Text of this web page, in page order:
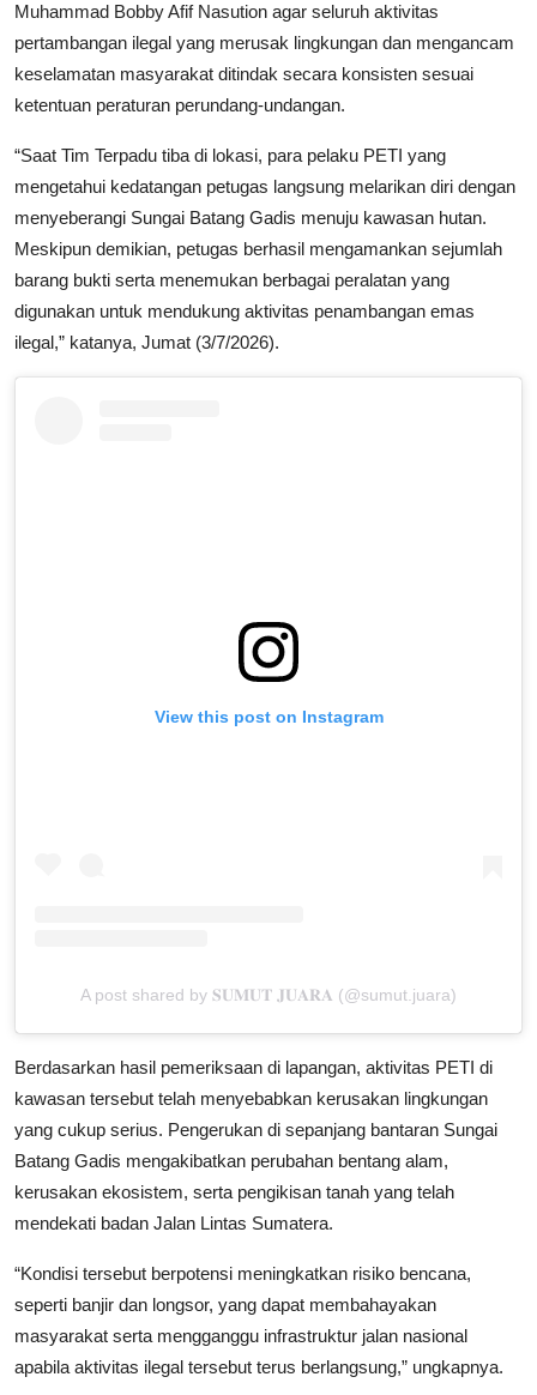
Muhammad Bobby Afif Nasution agar seluruh aktivitas
pertambangan ilegal yang merusak lingkungan dan mengancam
keselamatan masyarakat ditindak secara konsisten sesuai
ketentuan peraturan perundang-undangan.
“Saat Tim Terpadu tiba di lokasi, para pelaku PETI yang
mengetahui kedatangan petugas langsung melarikan diri dengan
menyeberangi Sungai Batang Gadis menuju kawasan hutan.
Meskipun demikian, petugas berhasil mengamankan sejumlah
barang bukti serta menemukan berbagai peralatan yang
digunakan untuk mendukung aktivitas penambangan emas
ilegal,” katanya, Jumat (3/7/2026).
View this post on Instagram
A post shared by 𝐒𝐔𝐌𝐔𝐓 𝐉𝐔𝐀𝐑𝐀 (@sumut.juara)
Berdasarkan hasil pemeriksaan di lapangan, aktivitas PETI di
kawasan tersebut telah menyebabkan kerusakan lingkungan
yang cukup serius. Pengerukan di sepanjang bantaran Sungai
Batang Gadis mengakibatkan perubahan bentang alam,
kerusakan ekosistem, serta pengikisan tanah yang telah
mendekati badan Jalan Lintas Sumatera.
“Kondisi tersebut berpotensi meningkatkan risiko bencana,
seperti banjir dan longsor, yang dapat membahayakan
masyarakat serta mengganggu infrastruktur jalan nasional
apabila aktivitas ilegal tersebut terus berlangsung,” ungkapnya.